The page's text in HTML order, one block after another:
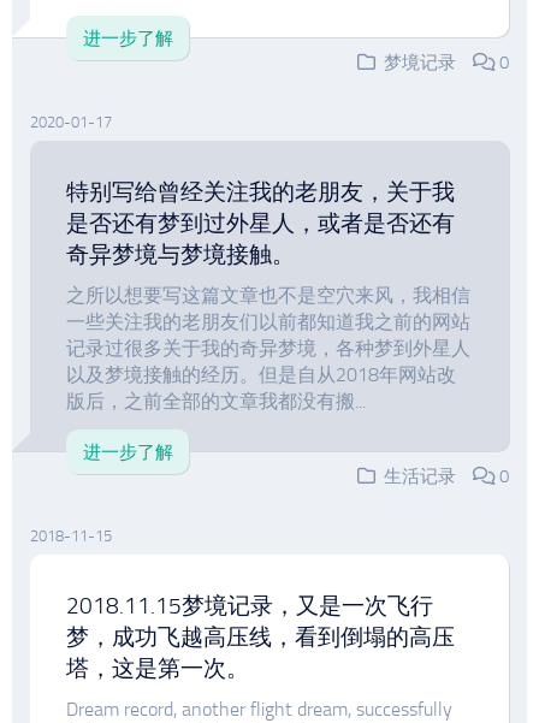
进一步了解
梦境记录
0
2020-01-17
特别写给曾经关注我的老朋友，关于我
是否还有梦到过外星人，或者是否还有
奇异梦境与梦境接触。
之所以想要写这篇文章也不是空穴来风，我相信
一些关注我的老朋友们以前都知道我之前的网站
记录过很多关于我的奇异梦境，各种梦到外星人
以及梦境接触的经历。但是自从2018年网站改
版后，之前全部的文章我都没有搬...
进一步了解
生活记录
0
2018-11-15
2018.11.15梦境记录，又是一次飞行
梦，成功飞越高压线，看到倒塌的高压
塔，这是第一次。
Dream record, another flight dream, successfully